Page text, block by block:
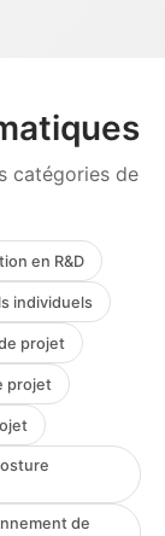
catégories de
en R&D
individuels
projet
projet
de